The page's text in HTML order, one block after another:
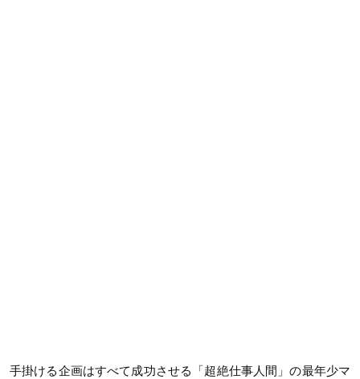
手掛ける企画はすべて成功させる「超絶仕事人間」の最年少マ